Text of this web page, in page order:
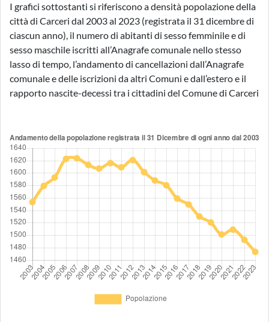
I grafici sottostanti si riferiscono a densità popolazione della
città di Carceri dal 2003 al 2023 (registrata il 31 dicembre di
ciascun anno), il numero di abitanti di sesso femminile e di
sesso maschile iscritti all’Anagrafe comunale nello stesso
lasso di tempo, l’andamento di cancellazioni dall’Anagrafe
comunale e delle iscrizioni da altri Comuni e dall’estero e il
rapporto nascite-decessi tra i cittadini del Comune di Carceri